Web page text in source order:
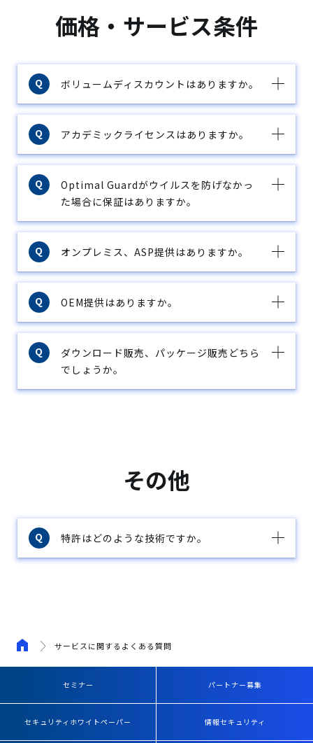
価格・サービス条件
ボリュームディスカウントはありますか。
アカデミックライセンスはありますか。
Optimal Guardがウイルスを防げなかっ
た場合に保証はありますか。
オンプレミス、ASP提供はありますか。
OEM提供はありますか。
ダウンロード販売、パッケージ販売どちら
でしょうか。
その他
特許はどのような技術ですか。
サービスに関するよくある質問
セミナー パートナー募集
セキュリティホワイトペーパー 情報セキュリティ